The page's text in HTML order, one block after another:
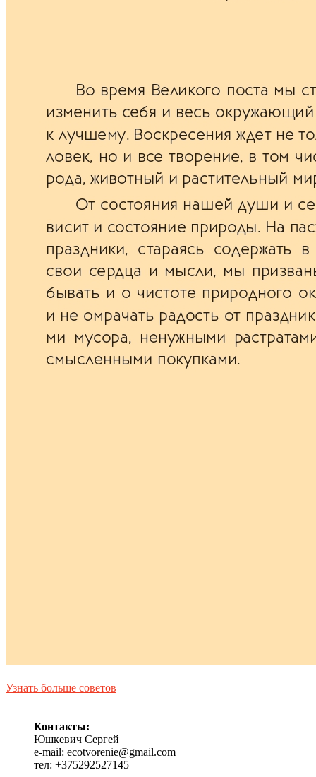
Узнать больше советов
Контакты:
Юшкевич Сергей
e-mail: ecotvorenie@gmail.com
тел: +375292527145